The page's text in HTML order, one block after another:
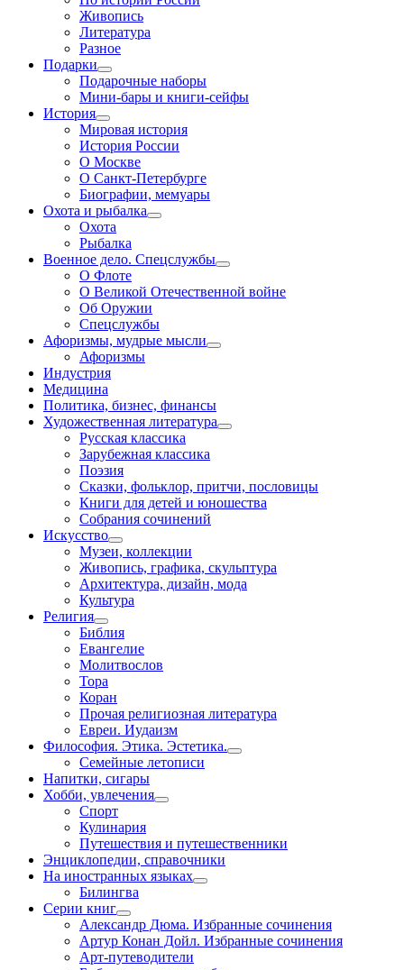
Живопись
Литература
Разное
Подарки
Подарочные наборы
Мини-бары и книги-сейфы
История
Мировая история
История России
О Москве
О Санкт-Петербурге
Биографии, мемуары
Охота и рыбалка
Охота
Рыбалка
Военное дело. Спецслужбы
О Флоте
О Великой Отечественной войне
Об Оружии
Спецслужбы
Афоризмы, мудрые мысли
Афоризмы
Индустрия
Медицина
Политика, бизнес, финансы
Художественная литература
Русская классика
Зарубежная классика
Поэзия
Сказки, фольклор, притчи, пословицы
Книги для детей и юношества
Собрания сочинений
Искусство
Музеи, коллекции
Живопись, графика, скульптура
Архитектура, дизайн, мода
Культура
Религия
Библия
Евангелие
Молитвослов
Тора
Коран
Прочая религиозная литература
Евреи. Иудаизм
Философия. Этика. Эстетика.
Семейные летописи
Напитки, сигары
Хобби, увлечения
Спорт
Кулинария
Путешествия и путешественники
Энциклопедии, справочники
На иностранных языках
Билингва
Серии книг
Александр Дюма. Избранные сочинения
Артур Конан Дойл. Избранные сочинения
Арт-путеводители